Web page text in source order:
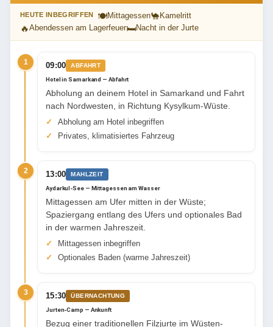
HEUTE INBEGRIFFEN 🍽Mittagessen🐪 Kamelritt
🔥Abendessen am Lagerfeuer🛏Nacht in der Jurte
1 09:00 ABFAHRT
Hotel in Samarkand — Abfahrt
Abholung an deinem Hotel in Samarkand und Fahrt
nach Nordwesten, in Richtung Kysylkum-Wüste.
Abholung am Hotel inbegriffen
Privates, klimatisiertes Fahrzeug
2 13:00 MAHLZEIT
Aydarkul-See — Mittagessen am Wasser
Mittagessen am Ufer mitten in der Wüste;
Spaziergang entlang des Ufers und optionales Bad
in der warmen Jahreszeit.
Mittagessen inbegriffen
Optionales Baden (warme Jahreszeit)
3 15:30 ÜBERNACHTUNG
Jurten-Camp — Ankunft
Bezug einer traditionellen Filzjurte im Wüsten-